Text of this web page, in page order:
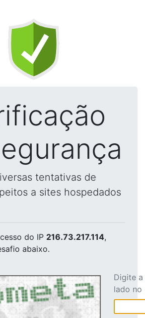
tentativas de
a sites hospedados
do IP 216.73.217.114,
abaixo.
Digite
lado no